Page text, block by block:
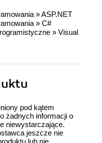
»ASP.NET
» C#
» Visual
pod kątem
żadnych informacji o
niewystarczające.
jeszcze nie
lub nie